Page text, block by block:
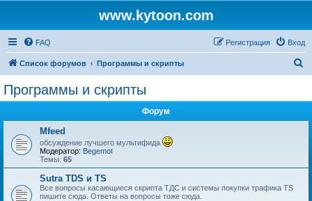
www.kytoon.com
FAQ Вход
Регистрация
Список форумов Программы и скрипты
Программы и скрипты
Форум
Mfeed
обсуждение лучшего мультифида
Модератор: Begemot
Темы: 65
Sutra TDS и TS
Все вопросы касающиеся скрипта ТДС и системы покупки трафика TS
пишите сюда. Ответы на вопросы тоже сюда.